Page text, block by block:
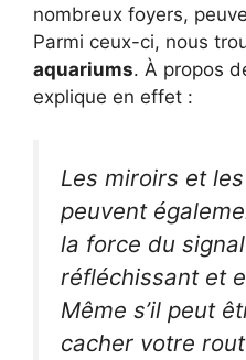
nombreux foyers,
Parmi ceux-ci, nous
aquariums. À propos
explique en effet :
Les miroirs et
peuvent
la force du
réfléchissant et
Même s’il peut
cacher votre